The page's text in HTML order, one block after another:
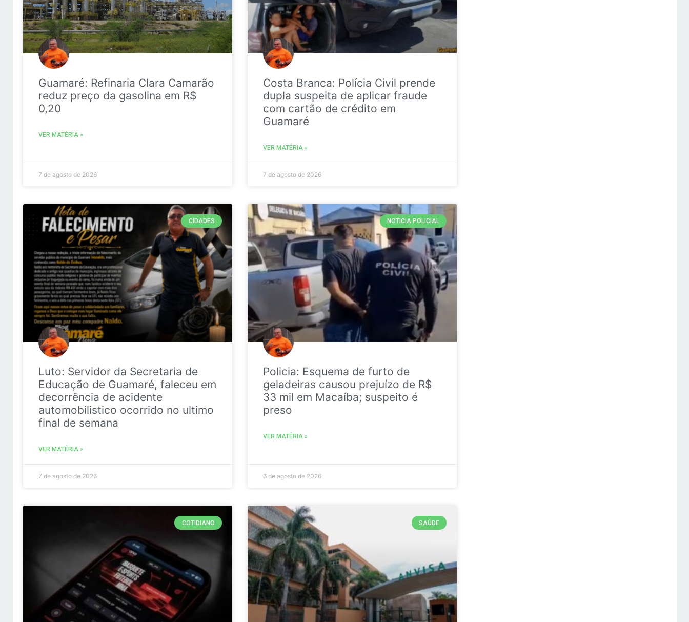
Guamaré: Refinaria Clara Camarão
reduz preço da gasolina em R$
0,20
VER MATÉRIA »
7 de agosto de 2026
Costa Branca: Polícia Civil prende
dupla suspeita de aplicar fraude
com cartão de crédito em
Guamaré
VER MATÉRIA »
7 de agosto de 2026
CIDADES
Luto: Servidor da Secretaria de
Educação de Guamaré, faleceu em
decorrência de acidente
automobilistico ocorrido no ultimo
final de semana
VER MATÉRIA »
7 de agosto de 2026
NOTICIA POLICIAL
Policia: Esquema de furto de
geladeiras causou prejuízo de R$
33 mil em Macaíba; suspeito é
preso
VER MATÉRIA »
6 de agosto de 2026
COTIDIANO SAÚDE